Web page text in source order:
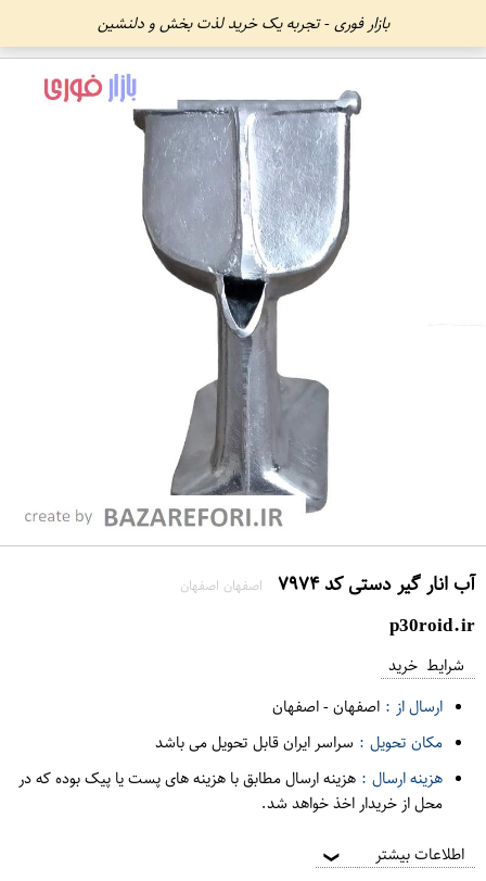
بازار فوری - تجربه یک خرید لذت بخش و دلنشین
آب انار گیر دستی کد ۷۹۷۴ اصفهان اصفهان
p30roid.ir
شرایط خرید
ارسال از : اصفهان-اصفهان
مکان تحویل : سراسر ایران قابل تحویل می باشد
هزینه ارسال : هزینه ارسال مطابق با هزینه های پست یا پیک بوده که در
محل از خریدار اخذ خواهد شد.
اطلاعات بیشتر ❯